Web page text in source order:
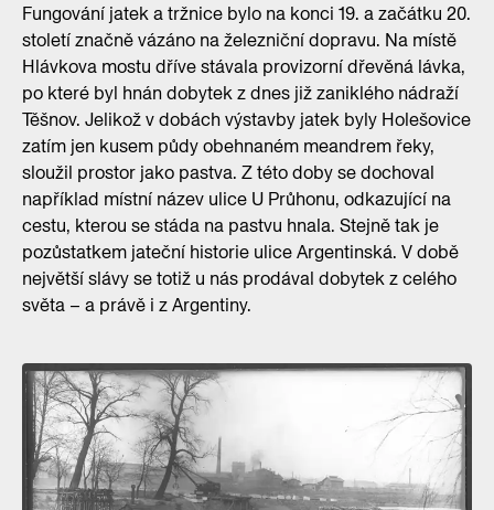
Fungování jatek a tržnice bylo na konci 19. a začátku 20.
století značně vázáno na železniční dopravu. Na místě
Hlávkova mostu dříve stávala provizorní dřevěná lávka,
po které byl hnán dobytek z dnes již zaniklého nádraží
Těšnov. Jelikož v dobách výstavby jatek byly Holešovice
zatím jen kusem půdy obehnaném meandrem řeky,
sloužil prostor jako pastva. Z této doby se dochoval
například místní název ulice U Průhonu, odkazující na
cestu, kterou se stáda na pastvu hnala. Stejně tak je
pozůstatkem jateční historie ulice Argentinská. V době
největší slávy se totiž u nás prodával dobytek z celého
světa – a právě i z Argentiny.